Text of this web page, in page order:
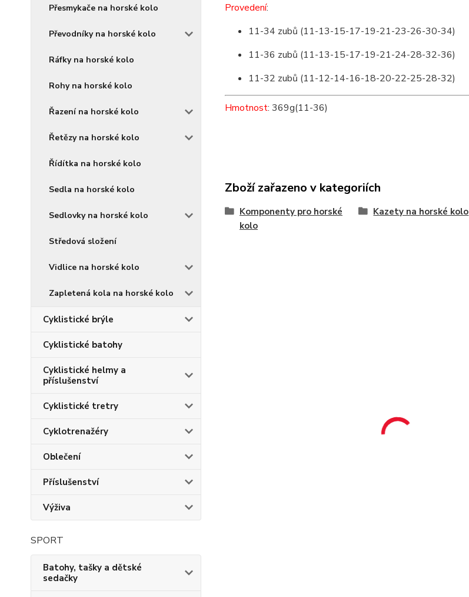
Přesmykače na horské kolo
Převodníky na horské kolo
Ráfky na horské kolo
Rohy na horské kolo
Řazení na horské kolo
Řetězy na horské kolo
Řídítka na horské kolo
Sedla na horské kolo
Sedlovky na horské kolo
Středová složení
Vidlice na horské kolo
Zapletená kola na horské kolo
Cyklistické brýle
Cyklistické batohy
Cyklistické helmy a
příslušenství
Cyklistické tretry
Cyklotrenažéry
Oblečení
Příslušenství
Výživa
SPORT
Batohy, tašky a dětské
sedačky
Provedení:
11-34 zubů (11-13-15-17-19-21-23-26-30-34)
11-36 zubů (11-13-15-17-19-21-24-28-32-36)
11-32 zubů (11-12-14-16-18-20-22-25-28-32)
Hmotnost: 369g(11-36)
Zboží zařazeno v kategoriích
Komponenty pro horské
kolo
Kazety na horské kolo